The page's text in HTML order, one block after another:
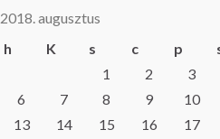
2018. augusztus
h
K s c p
1
2 3
6
7 8 9 10
13
14 15 16 17